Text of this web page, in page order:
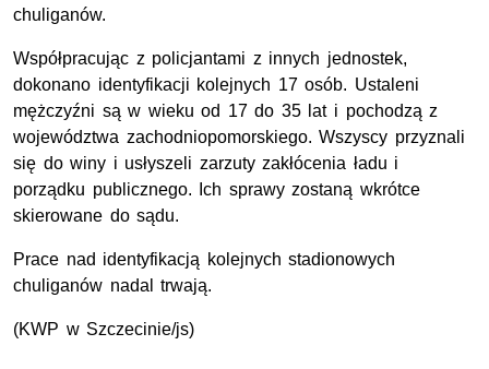
chuliganów.
Współpracując z policjantami z innych jednostek,
dokonano identyfikacji kolejnych 17 osób. Ustaleni
mężczyźni są w wieku od 17 do 35 lat i pochodzą z
województwa zachodniopomorskiego. Wszyscy przyznali
się do winy i usłyszeli zarzuty zakłócenia ładu i
porządku publicznego. Ich sprawy zostaną wkrótce
skierowane do sądu.
Prace nad identyfikacją kolejnych stadionowych
chuliganów nadal trwają.
(KWP w Szczecinie/js)